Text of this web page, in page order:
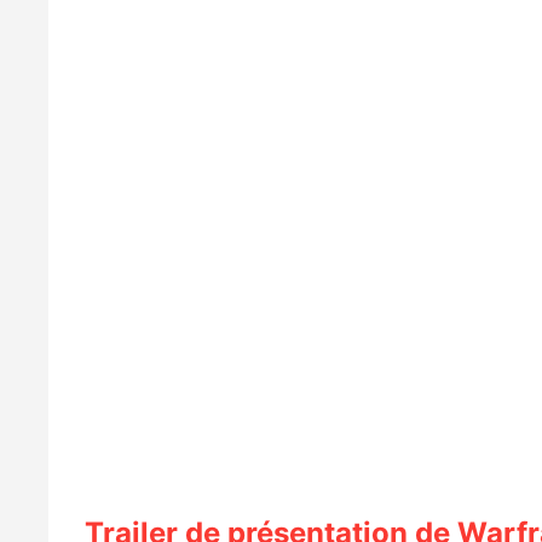
Trailer de présentation de